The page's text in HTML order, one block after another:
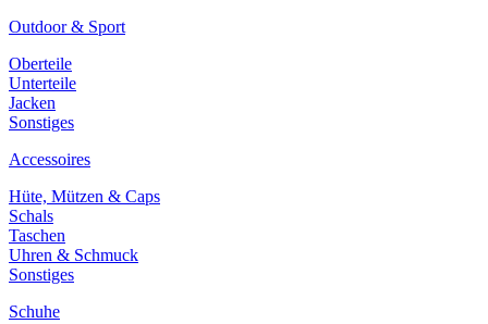
Outdoor & Sport
Oberteile
Unterteile
Jacken
Sonstiges
Accessoires
Hüte, Mützen & Caps
Schals
Taschen
Uhren & Schmuck
Sonstiges
Schuhe